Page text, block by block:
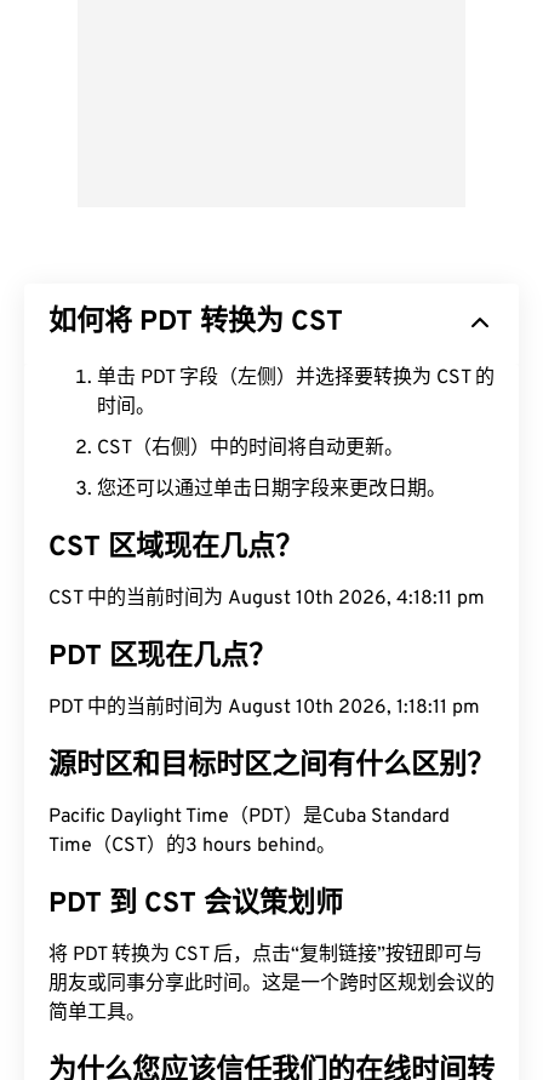
如何将 PDT 转换为 CST
单击 PDT 字段（左侧）并选择要转换为 CST 的
时间。
CST（右侧）中的时间将自动更新。
您还可以通过单击日期字段来更改日期。
CST 区域现在几点？
CST 中的当前时间为 August 10th 2026, 4:18:12 pm
PDT 区现在几点？
PDT 中的当前时间为 August 10th 2026, 1:18:12 pm
源时区和目标时区之间有什么区别？
Pacific Daylight Time（PDT）是Cuba Standard
Time（CST）的3 hours behind。
PDT 到 CST 会议策划师
将 PDT 转换为 CST 后，点击“复制链接”按钮即可与
朋友或同事分享此时间。这是一个跨时区规划会议的
简单工具。
为什么您应该信任我们的在线时间转